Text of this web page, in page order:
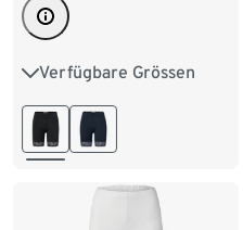
Verfügbare Grössen
S 36/38 M 40/42
L 44/46